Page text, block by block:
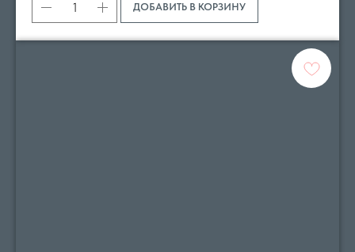
ДОБАВИТЬ В КОРЗИНУ